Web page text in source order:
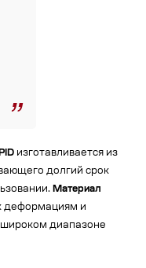
изготавливается из
долгий срок
Материал
деформациям и
широком диапазоне